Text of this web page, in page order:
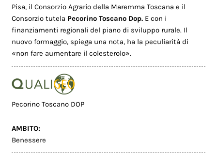
Pisa, il Consorzio Agrario della Maremma Toscana e il
Consorzio tutela Pecorino Toscano Dop. E con i
finanziamenti regionali del piano di sviluppo rurale. Il
nuovo formaggio, spiega una nota, ha la peculiarità di
«non fare aumentare il colesterolo».
Pecorino Toscano DOP
AMBITO:
Benessere